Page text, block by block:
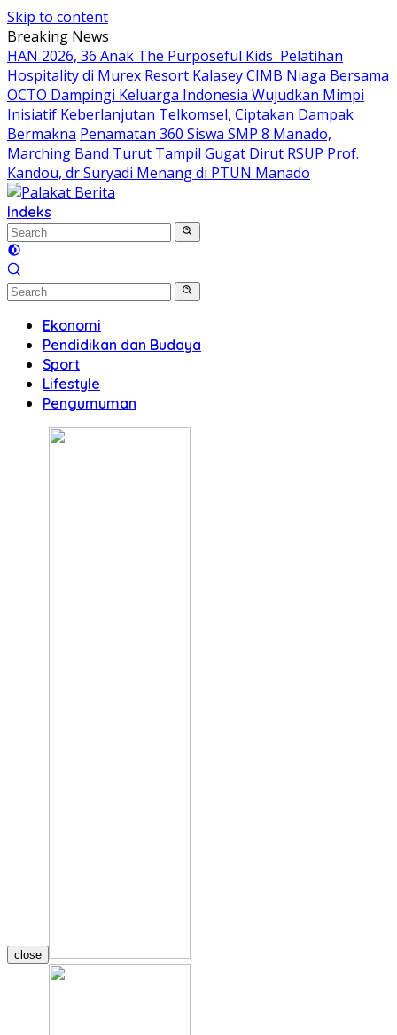
Skip to content
Breaking News
HAN 2026, 36 Anak The Purposeful Kids Pelatihan
Hospitality di Murex Resort KalaseyCIMB Niaga Bersama
OCTO Dampingi Keluarga Indonesia Wujudkan Mimpi
Inisiatif Keberlanjutan Telkomsel, Ciptakan Dampak
Bermakna Penamatan 360 Siswa SMP 8 Manado,
Marching Band Turut Tampil Gugat Dirut RSUP Prof.
Kandou, dr Suryadi Menang di PTUN Manado
Indeks
Ekonomi
Pendidikan dan Budaya
Sport
Lifestyle
Pengumuman
close